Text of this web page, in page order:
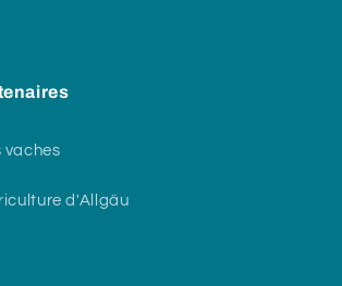
vaches
d'Allgäu